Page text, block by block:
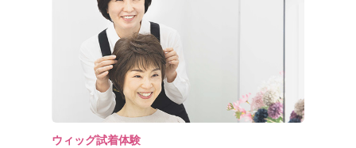
ウィッグ試着体験